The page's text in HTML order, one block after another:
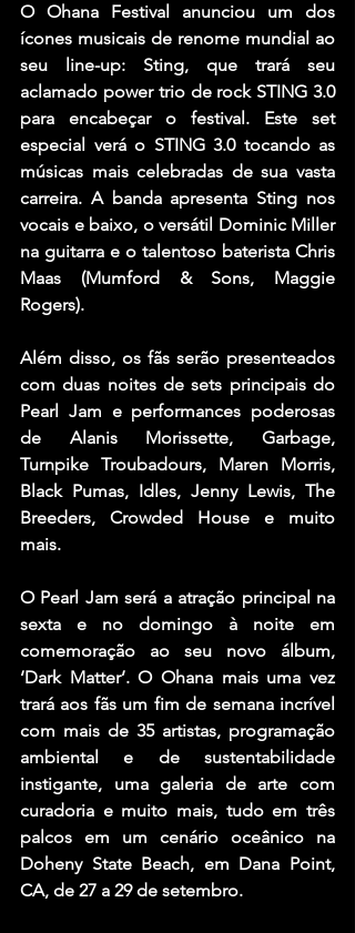
O Ohana Festival anunciou um dos
ícones musicais de renome mundial ao
seu line-up: Sting, que trará seu
aclamado power trio de rock STING 3.0
para encabeçar o festival. Este set
especial verá o STING 3.0 tocando as
músicas mais celebradas de sua vasta
carreira. A banda apresenta Sting nos
vocais e baixo, o versátil Dominic Miller
na guitarra e o talentoso baterista Chris
Maas (Mumford & Sons, Maggie
Rogers).
Além disso, os fãs serão presenteados
com duas noites de sets principais do
Pearl Jam e performances poderosas
de Alanis Morissette, Garbage,
Turnpike Troubadours, Maren Morris,
Black Pumas, Idles, Jenny Lewis, The
Breeders, Crowded House e muito
mais.
O Pearl Jam será a atração principal na
sexta e no domingo à noite em
comemoração ao seu novo álbum,
‘Dark Matter’. O Ohana mais uma vez
trará aos fãs um fim de semana incrível
com mais de 35 artistas, programação
ambiental e de sustentabilidade
instigante, uma galeria de arte com
curadoria e muito mais, tudo em três
palcos em um cenário oceânico na
Doheny State Beach, em Dana Point,
CA, de 27 a 29 de setembro.